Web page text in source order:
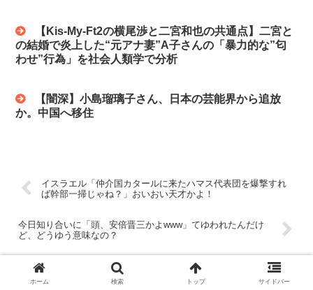
の結婚で炎上した“元アナ妻”A子さんの「暴力的な”匂
わせ”行為」を社会人類学で分析
か。中国へ移住
イスラエル「仲介国カタールに来たハマス代表団を爆撃すれ
ば幹部一掃じゃね？」おいおい天才かよ！
今日知り合いに「頭、安倍晋三かよwww」てゆわれたんだけ
ど、どうゆう意味なの？
コメント
ホーム 検索 トップ サイドバー